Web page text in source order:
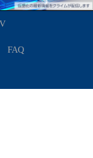
FAQ